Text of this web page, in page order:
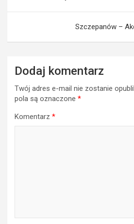
Szczepanów –
Dodaj komentarz
Twój adres e-mail nie zostanie
pola są oznaczone *
Komentarz *